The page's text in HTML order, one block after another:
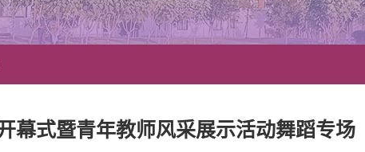
幕式暨青年教师风采展示活动舞蹈专场